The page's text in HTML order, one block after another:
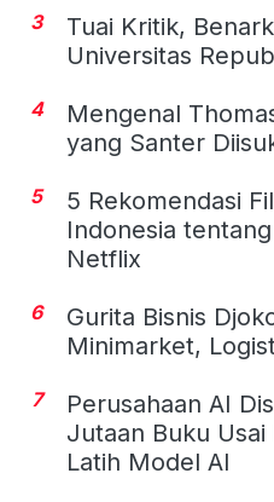
3
Tuai Kritik,
Universitas
4
Mengenal
yang Santer
5
5 Rekomendasi
Indonesia
Netflix
6
Gurita Bisnis
Minimarket,
7
Perusahaan AI
Jutaan Buku
Latih Model AI